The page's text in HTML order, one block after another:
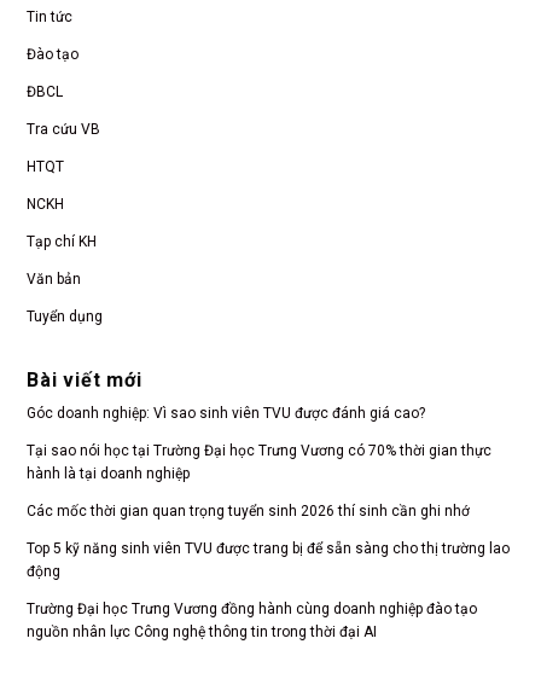
Tin tức
Đào tạo
ĐBCL
Tra cứu VB
HTQT
NCKH
Tạp chí KH
Văn bản
Tuyển dụng
Bài viết mới
Góc doanh nghiệp: Vì sao sinh viên TVU được đánh giá cao?
Tại sao nói học tại Trường Đại học Trưng Vương có 70% thời gian thực
hành là tại doanh nghiệp
Các mốc thời gian quan trọng tuyển sinh 2026 thí sinh cần ghi nhớ
Top 5 kỹ năng sinh viên TVU được trang bị để sẵn sàng cho thị trường lao
động
Trường Đại học Trưng Vương đồng hành cùng doanh nghiệp đào tạo
nguồn nhân lực Công nghệ thông tin trong thời đại AI